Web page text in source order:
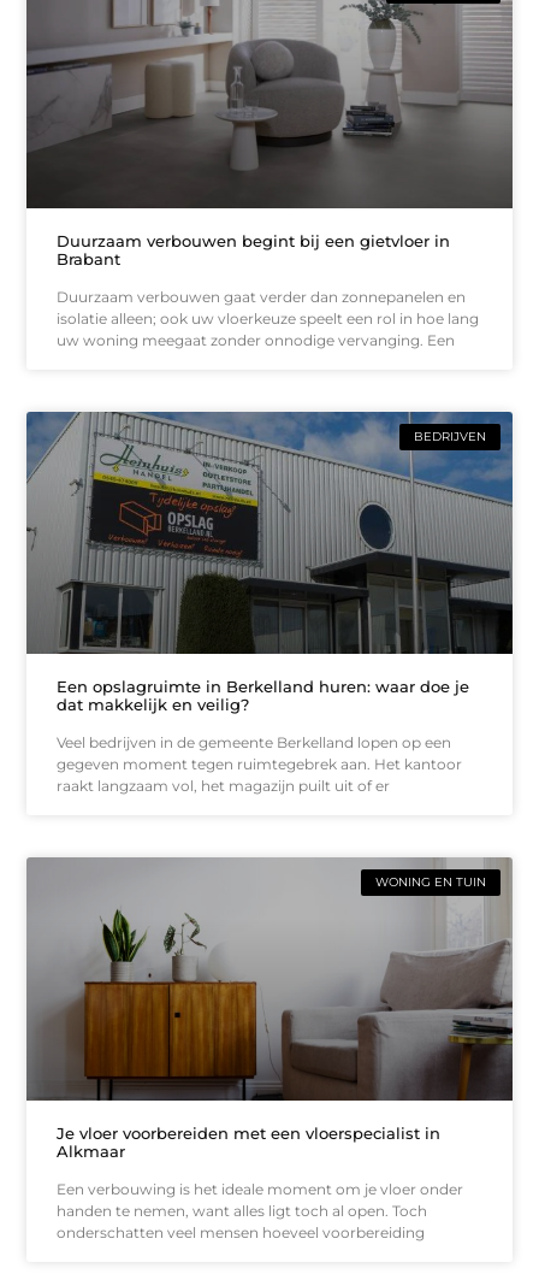
Duurzaam verbouwen begint bij een gietvloer in
Brabant
Duurzaam verbouwen gaat verder dan zonnepanelen en
isolatie alleen; ook uw vloerkeuze speelt een rol in hoe lang
uw woning meegaat zonder onnodige vervanging. Een
BEDRIJVEN
Een opslagruimte in Berkelland huren: waar doe je
dat makkelijk en veilig?
Veel bedrijven in de gemeente Berkelland lopen op een
gegeven moment tegen ruimtegebrek aan. Het kantoor
raakt langzaam vol, het magazijn puilt uit of er
WONING EN TUIN
Je vloer voorbereiden met een vloerspecialist in
Alkmaar
Een verbouwing is het ideale moment om je vloer onder
handen te nemen, want alles ligt toch al open. Toch
onderschatten veel mensen hoeveel voorbereiding